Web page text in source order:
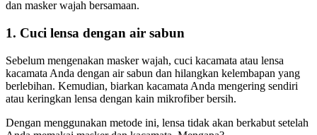
dan masker wajah bersamaan.
1. Cuci lensa dengan air sabun
Sebelum mengenakan masker wajah, cuci kacamata atau lensa
kacamata Anda dengan air sabun dan hilangkan kelembapan yang
berlebihan. Kemudian, biarkan kacamata Anda mengering sendiri
atau keringkan lensa dengan kain mikrofiber bersih.
Dengan menggunakan metode ini, lensa tidak akan berkabut setelah